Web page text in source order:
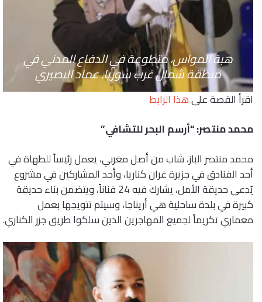
هبة المواس، متطوعة في الدفاع المدني في
منظقة شمال غرب سوريا. عماد البصيري
اقرأ القصة علىهذا الرابط
محمد منتصر: “أرسم البحر للتشافي”
محمد منتصر الباز، شاب من أصل مغربي، يعمل رئيساً للطهاة في
أحد الفنادق في جزيرة غران كناريا، وأحد المشاركين في مشروع
يُدعى حديقة الأمل، يشارك فيه 24 فناناً، ويتضمن بناء حديقة
كبيرة في بلدة ساحلية هي أريناجا، وسيتم تتويجها بعمل
معماري تكريماً لجميع المهاجرين الذين سلكوا طريق جزر الكناري.